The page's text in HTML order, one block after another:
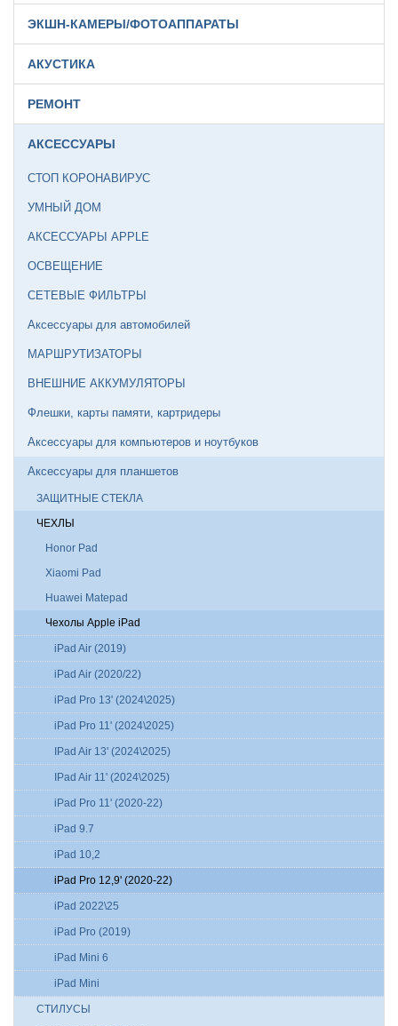
ЭКШН-КАМЕРЫ/ФОТОАППАРАТЫ
АКУСТИКА
РЕМОНТ
АКСЕССУАРЫ
СТОП КОРОНАВИРУС
УМНЫЙ ДОМ
АКСЕССУАРЫ APPLE
ОСВЕЩЕНИЕ
СЕТЕВЫЕ ФИЛЬТРЫ
Аксессуары для автомобилей
МАРШРУТИЗАТОРЫ
ВНЕШНИЕ АККУМУЛЯТОРЫ
Флешки, карты памяти, картридеры
Аксессуары для компьютеров и ноутбуков
Аксессуары для планшетов
ЗАЩИТНЫЕ СТЕКЛА
ЧЕХЛЫ
Honor Pad
Xiaomi Pad
Huawei Matepad
Чехолы Apple iPad
iPad Air (2019)
iPad Air (2020/22)
iPad Pro 13' (2024\2025)
iPad Pro 11' (2024\2025)
IPad Air 13' (2024\2025)
IPad Air 11' (2024\2025)
iPad Pro 11' (2020-22)
iPad 9.7
iPad 10,2
iPad Pro 12,9' (2020-22)
iPad 2022\25
iPad Pro (2019)
iPad Mini 6
iPad Mini
СТИЛУСЫ